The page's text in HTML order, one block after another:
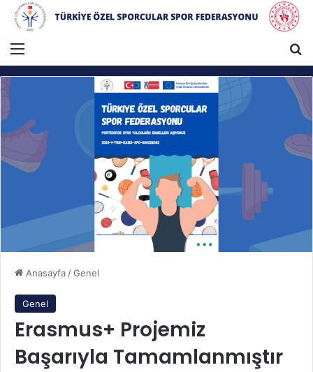
Anasayfa /Genel
Genel
Erasmus+ Projemiz
Başarıyla Tamamlanmıştır